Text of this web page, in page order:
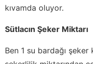
kıvamda oluyor.
Sütlacın Şeker Miktarı
Ben 1 su bardağı